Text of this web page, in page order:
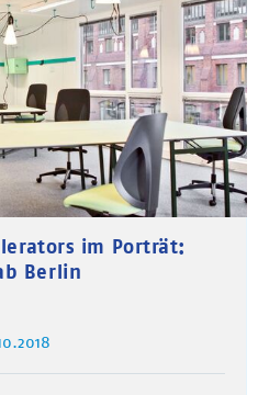
im Porträt:
Berlin